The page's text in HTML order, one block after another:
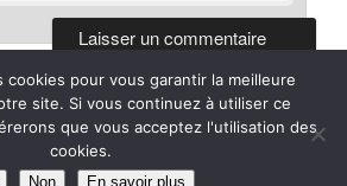
Fièrement propulsé par WordPress
cookies pour vous garantir la meilleure
site. Si vous continuez à utiliser ce
que vous acceptez l'utilisation des
cookies.
Non En savoir plus